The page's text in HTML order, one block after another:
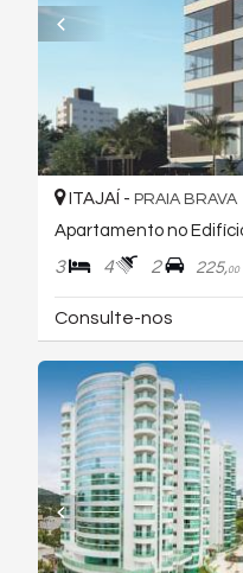
ITAJAÍ - PRAIA BRAVA
Apartamento no
3 4 2 225,00
Consulte-nos